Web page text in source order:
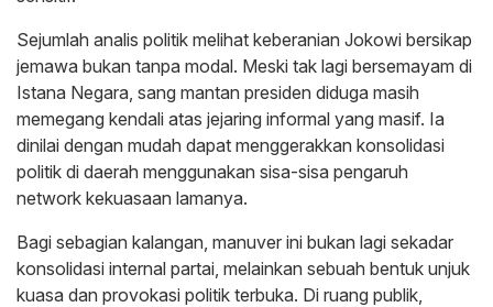
Sejumlah analis politik melihat keberanian Jokowi bersikap
jemawa bukan tanpa modal. Meski tak lagi bersemayam di
Istana Negara, sang mantan presiden diduga masih
memegang kendali atas jejaring informal yang masif. Ia
dinilai dengan mudah dapat menggerakkan konsolidasi
politik di daerah menggunakan sisa-sisa pengaruh
network kekuasaan lamanya.
Bagi sebagian kalangan, manuver ini bukan lagi sekadar
konsolidasi internal partai, melainkan sebuah bentuk unjuk
kuasa dan provokasi politik terbuka. Di ruang publik,